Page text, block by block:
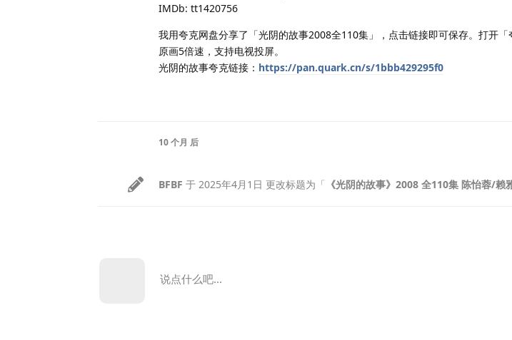
IMDb: tt1420756
我用夸克网盘分享了「光阴的故事2008全110集」，点击链接即可保存。打开
原画5倍速，支持电视投屏。
光阴的故事夸克链接： https://pan.quark.cn/s/1bbb429295f0
10 个月 后
BFBF 于 2025年4月1日 更改标题为「 《光阴的故事》2008 全110集 陈怡蓉/
说点什么吧...